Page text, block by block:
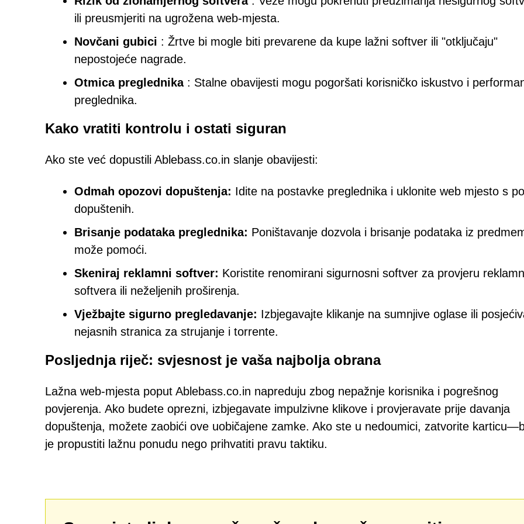
ili preusmjeriti na ugrožena web-mjesta.
Novčani gubici : Žrtve bi mogle biti prevarene da kupe lažni softver ili "otključaju"
nepostojeće nagrade.
Otmica preglednika: Stalne obavijesti mogu pogoršati korisničko iskustvo i
preglednika.
Kako vratiti kontrolu i ostati siguran
Ako ste već dopustili Ablebass.co.in slanje obavijesti:
Odmah opozovi dopuštenja: Idite na postavke preglednika i uklonite web mjesto s
dopuštenih.
Brisanje podataka preglednika: Poništavanje dozvola i brisanje podataka iz
može pomoći.
Skeniraj reklamni softver: Koristite renomirani sigurnosni softver za provjeru
softvera ili neželjenih proširenja.
Vježbajte sigurno pregledavanje: Izbjegavajte klikanje na sumnjive oglase ili
nejasnih stranica za strujanje i torrente.
Posljednja riječ: svjesnost je vaša najbolja obrana
Lažna web-mjesta poput Ablebass.co.in napreduju zbog nepažnje korisnika i pogrešnog
povjerenja. Ako budete oprezni, izbjegavate impulzivne klikove i provjeravate prije davanja
dopuštenja, možete zaobići ove uobičajene zamke. Ako ste u nedoumici, zatvorite
je propustiti lažnu ponudu nego prihvatiti pravu taktiku.